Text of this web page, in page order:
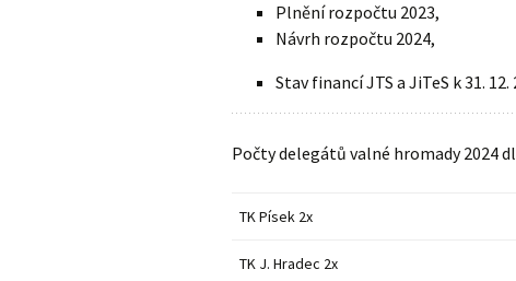
Plnění rozpočtu 2023,
Návrh rozpočtu 2024,
Stav financí JTS a JiTeS k 31. 12.
Počty delegátů valné hromady 2024
TK Písek 2x
TK J. Hradec 2x